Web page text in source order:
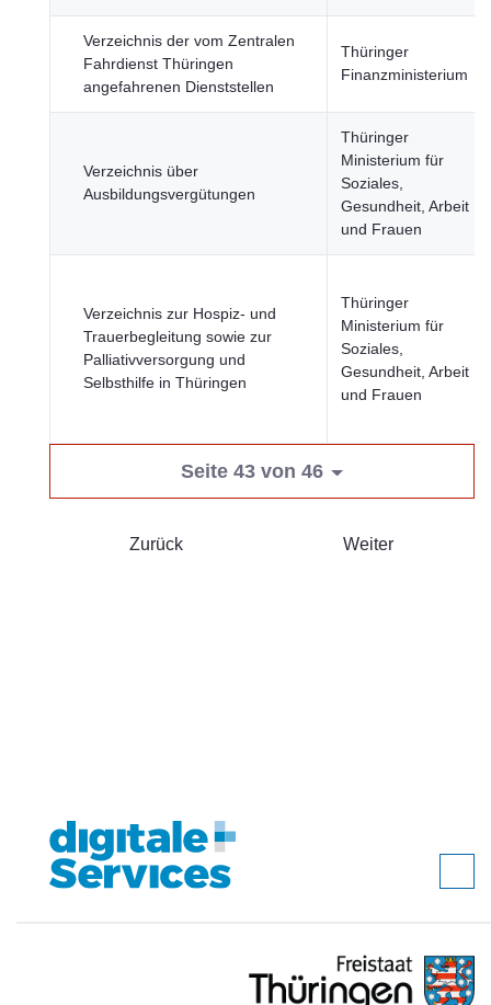
Verzeichnis der vom Zentralen
Fahrdienst Thüringen
angefahrenen Dienststellen
Thüringer
Finanzministerium
Verzeichnis über
Ausbildungsvergütungen
Thüringer
Ministerium für
Soziales,
Gesundheit, Arbeit
und Frauen
Verzeichnis zur Hospiz- und
Trauerbegleitung sowie zur
Palliativversorgung und
Selbsthilfe in Thüringen
Thüringer
Ministerium für
Soziales,
Gesundheit, Arbeit
und Frauen
Seite 43 von 46
Zurück Weiter